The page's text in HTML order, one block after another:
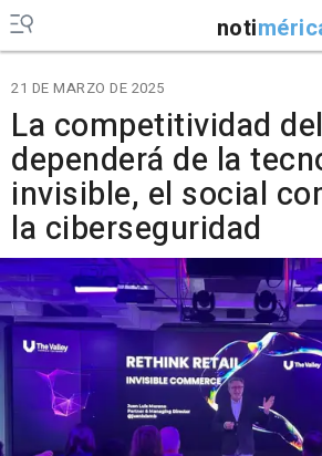
noti
21 DE MARZO DE 2025
La competitividad
dependerá de la
invisible, el social
la ciberseguridad